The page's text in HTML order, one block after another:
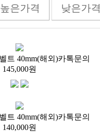
높은가격 낮은가격
트 40mm(해외)카톡문의
145,000원
트 40mm(해외)카톡문의
140,000원